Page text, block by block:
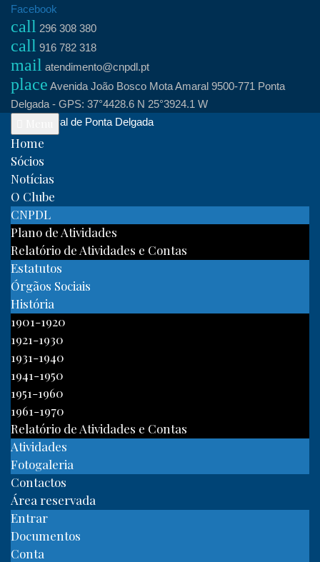
Skip
content
Facebook
call 296 308 380
call 916 782 318
mail atendimento@cnpdl.pt
place Avenida João Bosco Mota Amaral 9500-771 Ponta
Delgada - GPS: 37°4428.6 N 25°3924.1 W
Clube Naval de Ponta Delgada
Home
Sócios
Notícias
O Clube
CNPDL
Plano de Atividades
Relatório de Atividades e Contas
Estatutos
Órgãos Sociais
História
1901-1920
1921-1930
1931-1940
1941-1950
1951-1960
1961-1970
Relatório de Atividades e Contas
Atividades
Fotogaleria
Contactos
Área reservada
Entrar
Documentos
Conta